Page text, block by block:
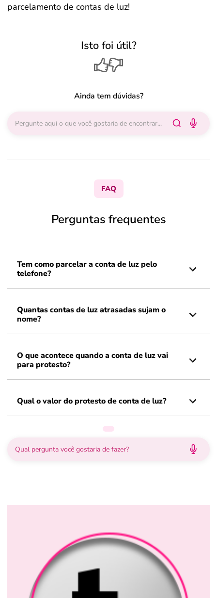
parcelamento de contas de luz!
Isto foi útil?
Ainda tem dúvidas?
FAQ
Perguntas frequentes
Tem como parcelar a conta de luz pelo
telefone?
Quantas contas de luz atrasadas sujam o
nome?
O que acontece quando a conta de luz vai
para protesto?
Qual o valor do protesto de conta de luz?